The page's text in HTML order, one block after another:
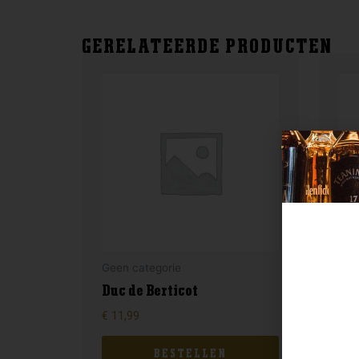
GERELATEERDE PRODUCTEN
Duc de Berticot
€ 11,99
BESTELLEN